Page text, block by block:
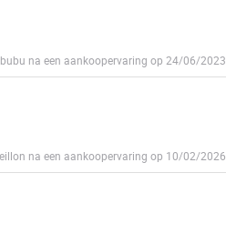
na een aankoopervaring op 24/06/2023
na een aankoopervaring op 10/02/2026